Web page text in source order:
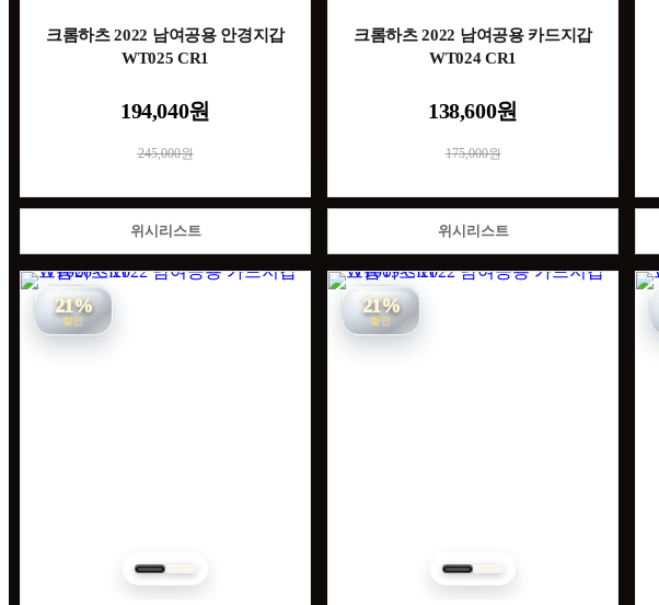
크롬하츠 2022 남여공용 안경지갑
WT025 CR1
194,040원
245,000원
위시리스트
크롬하츠 2022 남여공용 카드지갑
WT024 CR1
138,600원
175,000원
위시리스트
21%
할인
21%
할인